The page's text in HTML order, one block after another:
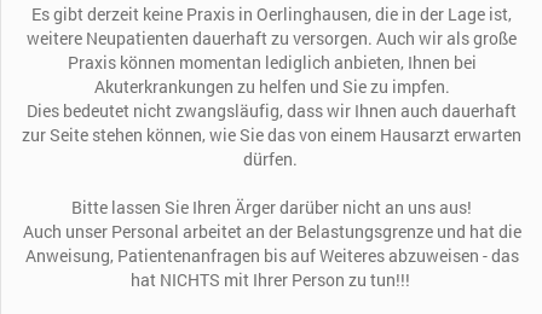
Es gibt derzeit keine Praxis in Oerlinghausen, die in der Lage ist,
weitere Neupatienten dauerhaft zu versorgen. Auch wir als große
Praxis können momentan lediglich anbieten, Ihnen bei
Akuterkrankungen zu helfen und Sie zu impfen.
Dies bedeutet nicht zwangsläufig, dass wir Ihnen auch dauerhaft
zur Seite stehen können, wie Sie das von einem Hausarzt erwarten
dürfen.
Bitte lassen Sie Ihren Ärger darüber nicht an uns aus!
Auch unser Personal arbeitet an der Belastungsgrenze und hat die
Anweisung, Patientenanfragen bis auf Weiteres abzuweisen - das
hat NICHTS mit Ihrer Person zu tun!!!